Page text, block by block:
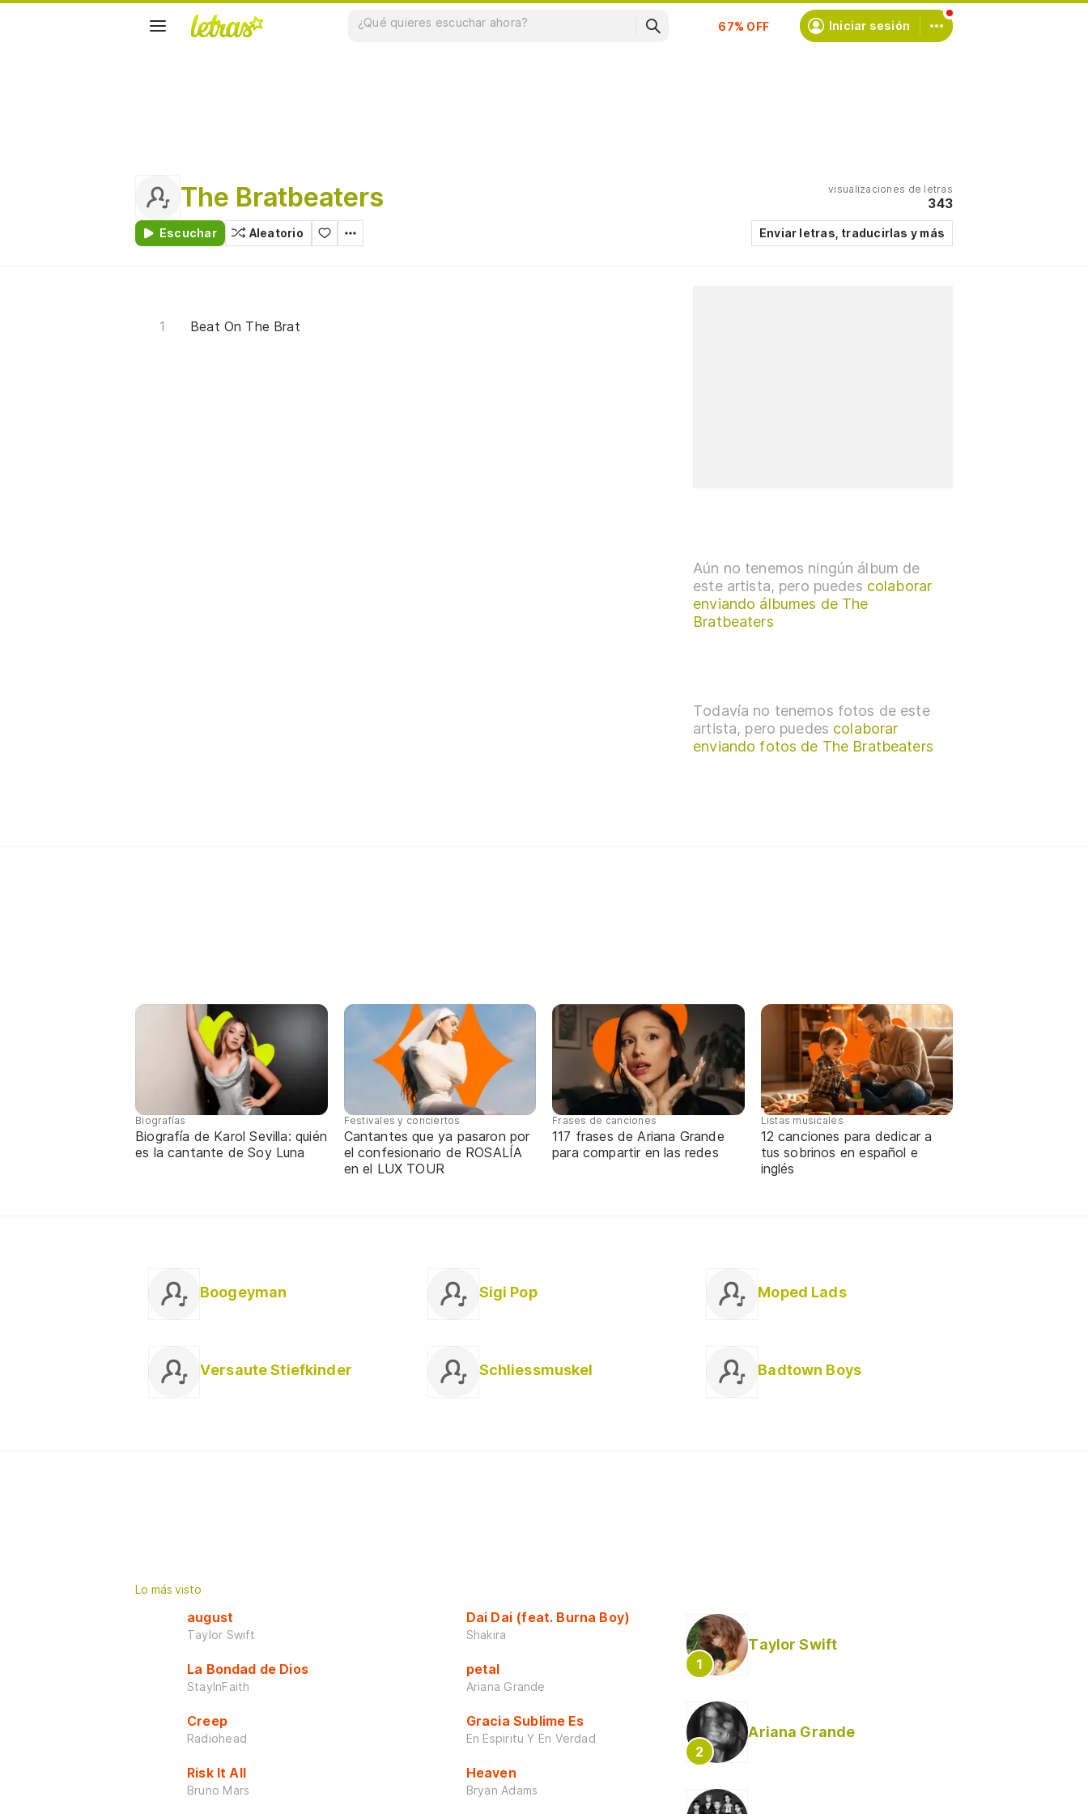
Suscríbete Iniciar sesión
The Bratbeaters
Escuchar Aleatorio
visualizaciones de letras
343
Enviar letras, traducirlas y más
Beat On The Brat
Aún no tenemos ningún álbum de
este artista, pero puedes colaborar
enviando álbumes de The
Bratbeaters
Todavía no tenemos fotos de este
artista, pero puedes colaborar
enviando fotos de The Bratbeaters
Biografías
Biografía de Karol Sevilla: quién
es la cantante de Soy Luna
Festivales y conciertos
Cantantes que ya pasaron por
el confesionario de ROSALÍA
en el LUX TOUR
Frases de canciones
117 frases de Ariana Grande
para compartir en las redes
Listas musicales
12 canciones para dedicar a
tus sobrinos en español e
inglés
Boogeyman Sigi Pop Moped Lads
Versaute Stiefkinder Schliessmuskel Badtown Boys
Lo más visto
august
Taylor Swift
La Bondad de Dios
StayInFaith
Creep
Radiohead
Risk It All
Bruno Mars
Dai Dai (feat. Burna Boy)
Shakira
petal
Ariana Grande
Gracia Sublime Es
En Espiritu Y En Verdad
Heaven
Bryan Adams
Taylor Swift
Ariana Grande